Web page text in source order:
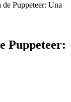
Puppeteer: Una
Puppeteer: